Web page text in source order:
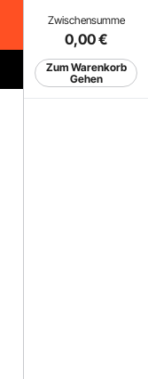
Zwischensumme
0,00€
Zum Warenkorb
Gehen